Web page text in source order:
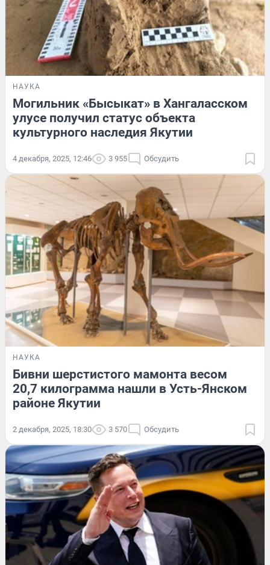
НАУКА
Могильник «Бысыкат» в Хангаласском
улусе получил статус объекта
культурного наследия Якутии
4 декабря, 2025, 12:46 3 955 Обсудить
НАУКА
Бивни шерстистого мамонта весом
20,7 килограмма нашли в Усть-Янском
районе Якутии
2 декабря, 2025, 18:30 3 570 Обсудить